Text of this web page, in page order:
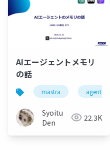
AIエージェントメモリ
の話
mastra agentcore
Syoitu
Den
22.3K